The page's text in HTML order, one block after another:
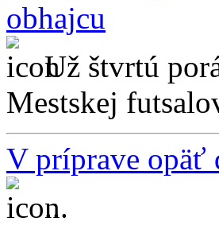
obhajcu
Už štvrtú
Mestskej
V príprave opäť
...